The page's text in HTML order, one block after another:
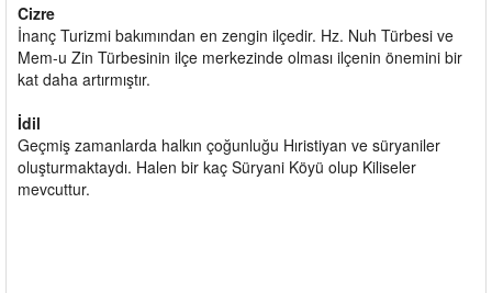
Cizre
İnanç Turizmi bakımından en zengin ilçedir. Hz. Nuh Türbesi ve
Mem-u Zin Türbesinin ilçe merkezinde olması ilçenin önemini bir
kat daha artırmıştır.
İdil
Geçmiş zamanlarda halkın çoğunluğu Hıristiyan ve süryaniler
oluşturmaktaydı. Halen bir kaç Süryani Köyü olup Kiliseler
mevcuttur.